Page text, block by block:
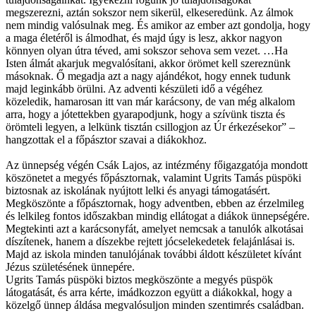
megszerezni, aztán sokszor nem sikerül, elkeseredünk. Az álmok
nem mindig valósulnak meg. És amikor az ember azt gondolja, hogy
a maga életéről is álmodhat, és majd úgy is lesz, akkor nagyon
könnyen olyan útra téved, ami sokszor sehova sem vezet. …Ha
Isten álmát akarjuk megvalósítani, akkor örömet kell szereznünk
másoknak. Ő megadja azt a nagy ajándékot, hogy ennek tudunk
majd leginkább örülni. Az adventi készületi idő a végéhez
közeledik, hamarosan itt van már karácsony, de van még alkalom
arra, hogy a jótettekben gyarapodjunk, hogy a szívünk tiszta és
örömteli legyen, a lelkünk tisztán csillogjon az Úr érkezésekor” –
hangzottak el a főpásztor szavai a diákokhoz.
Az ünnepség végén Csák Lajos, az intézmény főigazgatója mondott
köszönetet a megyés főpásztornak, valamint Ugrits Tamás püspöki
biztosnak az iskolának nyújtott lelki és anyagi támogatásért.
Megköszönte a főpásztornak, hogy adventben, ebben az érzelmileg
és lelkileg fontos időszakban mindig ellátogat a diákok ünnepségére.
Megtekinti azt a karácsonyfát, amelyet nemcsak a tanulók alkotásai
díszítenek, hanem a díszekbe rejtett jócselekedetek felajánlásai is.
Majd az iskola minden tanulójának további áldott készületet kívánt
Jézus születésének ünnepére.
Ugrits Tamás püspöki biztos megköszönte a megyés püspök
látogatását, és arra kérte, imádkozzon együtt a diákokkal, hogy a
közelgő ünnep áldása megvalósuljon minden szentimrés családban.